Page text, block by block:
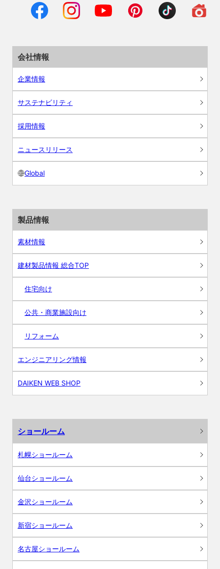
会社情報
企業情報
サステナビリティ
採用情報
ニュースリリース
Global
製品情報
素材情報
建材製品情報 総合TOP
住宅向け
公共・商業施設向け
リフォーム
エンジニアリング情報
DAIKEN WEB SHOP
ショールーム
札幌ショールーム
仙台ショールーム
金沢ショールーム
新宿ショールーム
名古屋ショールーム